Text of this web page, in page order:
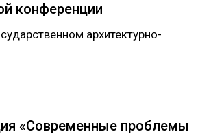
конференции
архитектурно-
«Современные проблемы